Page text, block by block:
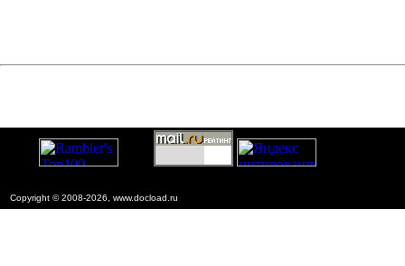
Copyright © 2008-2026, www.docload.ru